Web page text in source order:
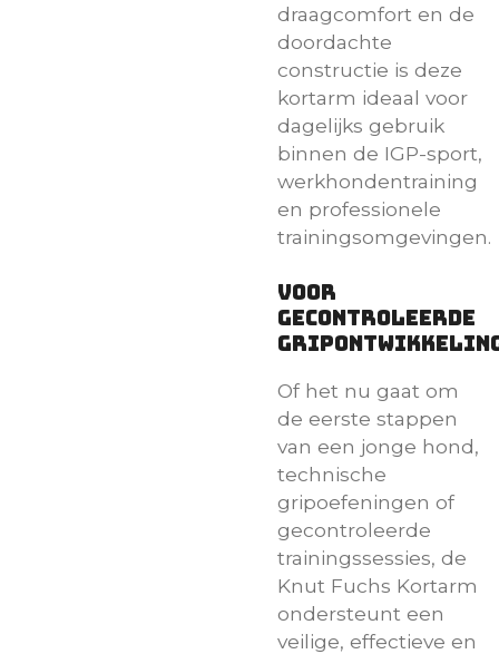
draagcomfort en de
doordachte
constructie is deze
kortarm ideaal voor
dagelijks gebruik
binnen de IGP-sport,
werkhondentraining
en professionele
trainingsomgevingen.
Voor
gecontroleerde
Of het nu gaat om
de eerste stappen
van een jonge hond,
technische
gripoefeningen of
gecontroleerde
trainingssessies, de
Knut Fuchs Kortarm
ondersteunt een
veilige, effectieve en